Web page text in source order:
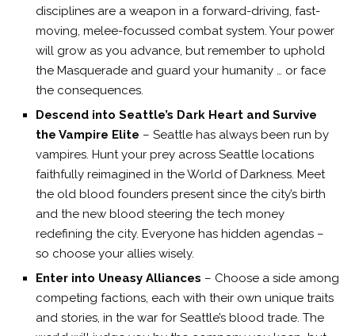
disciplines are a weapon in a forward-driving, fast-
moving, melee-focussed combat system. Your power
will grow as you advance, but remember to uphold
the Masquerade and guard your humanity … or face
the consequences.
Descend into Seattle’s Dark Heart and Survive
the Vampire Elite – Seattle has always been run by
vampires. Hunt your prey across Seattle locations
faithfully reimagined in the World of Darkness. Meet
the old blood founders present since the city’s birth
and the new blood steering the tech money
redefining the city. Everyone has hidden agendas –
so choose your allies wisely.
Enter into Uneasy Alliances – Choose a side among
competing factions, each with their own unique traits
and stories, in the war for Seattle’s blood trade. The